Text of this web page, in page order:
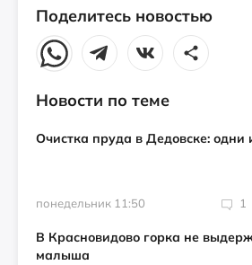
Поделитесь новостью
Новости по теме
Очистка пруда в Дедовске: одни
понедельник 11:50 1
В Красновидово горка не
малыша